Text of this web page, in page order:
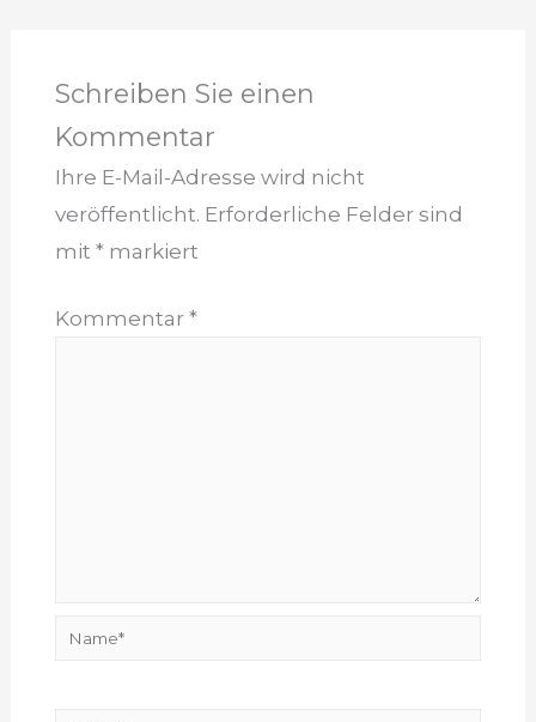
Schreiben Sie einen
Kommentar
Ihre E-Mail-Adresse wird nicht
veröffentlicht. Erforderliche Felder sind
mit *markiert
Kommentar*
Name*